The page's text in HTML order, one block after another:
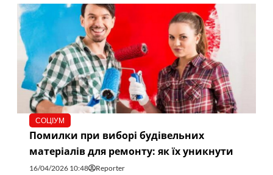
СОЦІУМ
Помилки при виборі будівельних
матеріалів для ремонту: як їх уникнути
16/04/2026 10:48 Reporter